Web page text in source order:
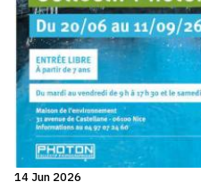
14 Jun 2026